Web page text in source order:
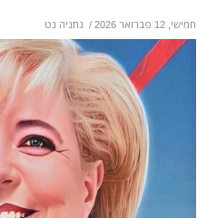
חמישי, 12 פברואר 2026 / נתניה נט